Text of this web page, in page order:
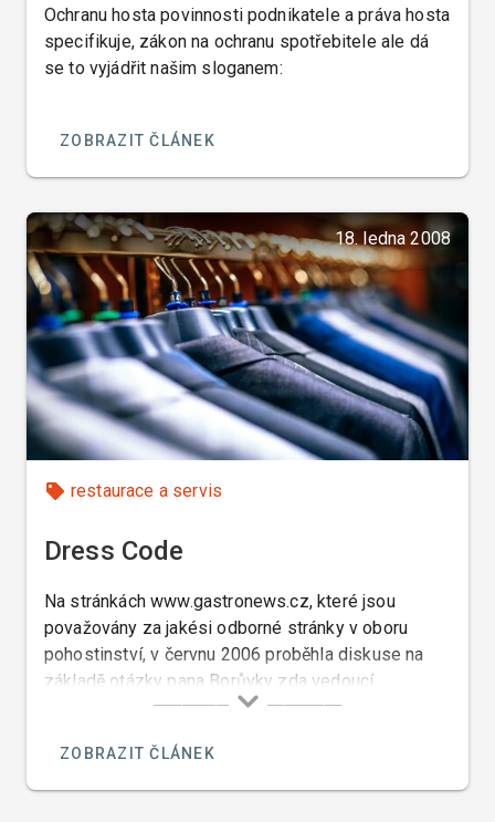
Ochranu hosta povinnosti podnikatele a práva hosta
specifikuje, zákon na ochranu spotřebitele ale dá
se to vyjádřit našim sloganem:
ZOBRAZIT ČLÁNEK
18. ledna 2008
restaurace a servis
Dress Code
Na stránkách www.gastronews.cz, které jsou
považovány za jakési odborné stránky v oboru
pohostinství, v červnu 2006 proběhla diskuse na
základě otázky pana Borůvky zda vedoucí
restauace má právo požadovat od zaměsnance v
ZOBRAZIT ČLÁNEK